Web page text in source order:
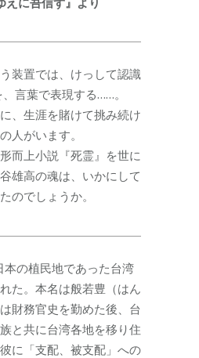
装置では、けっして認識
言葉で表現する……。
、生涯を賭けて挑み続け
人がいます。
而上小説『死霊』を世に
雄高の魂は、いかにして
のでしょうか。
の植民地であった台湾
た。本名は般若豊（はん
財務官史を勤めた後、台
と共に台湾各地を移り住
に「支配、被支配」への